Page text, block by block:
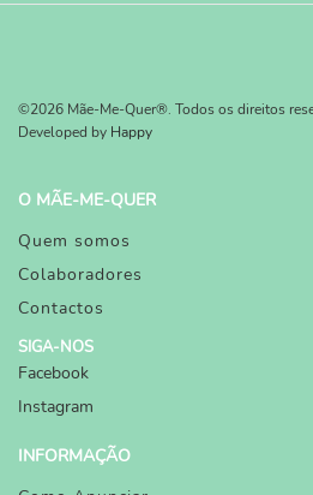
©2026 Mãe-Me-Quer®. Todos os direitos
Developed by Happy
O MÃE-ME-QUER
Quem somos
Colaboradores
Contactos
SIGA-NOS
Facebook
Instagram
INFORMAÇÃO